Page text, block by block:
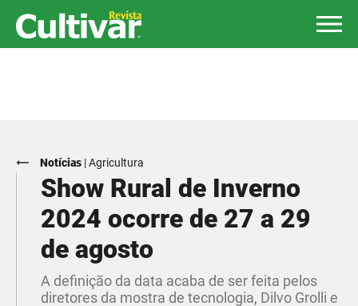
Notícias |Agricultura
Show Rural de Inverno
2024 ocorre de 27 a 29
de agosto
A definição da data acaba de ser feita pelos
diretores da mostra de tecnologia, Dilvo Grolli e